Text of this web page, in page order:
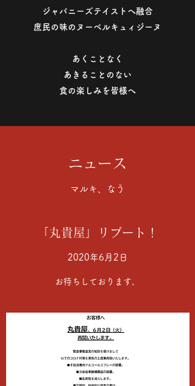
ジャパニーズテイストへ融合
庶民の味のヌーベルキュィジーヌ
あくことなく
あきることのない
食の楽しみを皆様へ
ニュース
マルキ、なう
「丸貴屋」リブート！
2020年6月2日
お待ちしております。